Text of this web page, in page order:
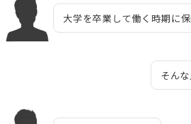
大学を卒業して働く時期に
そん